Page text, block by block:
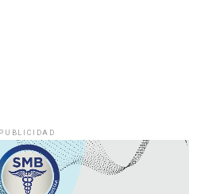
la llegada de otra onda tropical
PUBLICIDAD